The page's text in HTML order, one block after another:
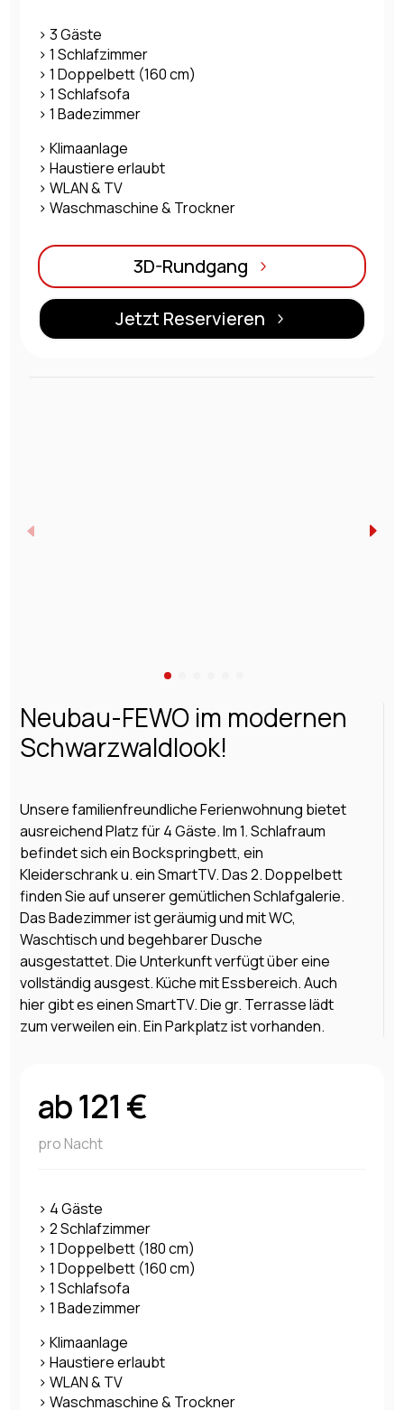
> 3 Gäste
> 1 Schlafzimmer
> 1 Doppelbett (160 cm)
> 1 Schlafsofa
> 1 Badezimmer
> Klimaanlage
> Haustiere erlaubt
> WLAN & TV
> Waschmaschine & Trockner
3D-Rundgang
Jetzt Reservieren
Neubau-FEWO im modernen
Schwarzwaldlook!
Unsere familienfreundliche Ferienwohnung bietet
ausreichend Platz für 4 Gäste. Im 1. Schlafraum
befindet sich ein Bockspringbett, ein
Kleiderschrank u. ein SmartTV. Das 2. Doppelbett
finden Sie auf unserer gemütlichen Schlafgalerie.
Das Badezimmer ist geräumig und mit WC,
Waschtisch und begehbarer Dusche
ausgestattet. Die Unterkunft verfügt über eine
vollständig ausgest. Küche mit Essbereich. Auch
hier gibt es einen SmartTV. Die gr. Terrasse lädt
zum verweilen ein. Ein Parkplatz ist vorhanden.
ab 121 €
pro Nacht
> 4 Gäste
> 2 Schlafzimmer
> 1 Doppelbett (180 cm)
> 1 Doppelbett (160 cm)
> 1 Schlafsofa
> 1 Badezimmer
> Klimaanlage
> Haustiere erlaubt
> WLAN & TV
> Waschmaschine & Trockner